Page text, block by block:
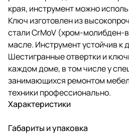
края, инструмент можно
Ключ изготовлен из
стали CrMoV (хром-молибден-
масле. Инструмент устойчив
Шестигранные отвертки и
каждом доме, в том числе у
занимающихся ремонтом
техники профессионально.
Характеристики
Габариты и упаковка